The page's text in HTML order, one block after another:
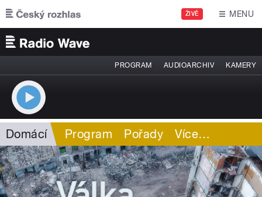
Přejít k hlavnímu obsahu
ŽIVĚ MENU
PROGRAM AUDIOARCHIV KAMERY
Domácí Program Pořady Více…